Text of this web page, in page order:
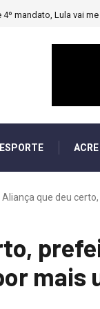
mandato, Lula vai
ESPORTE ACRE
Aliança que deu
mais